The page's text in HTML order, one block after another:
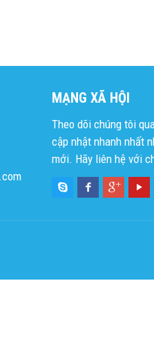
MẠNG XÃ HỘI
Theo dõi chúng tôi
cập nhật nhanh nhất
mới. Hãy liên hệ với